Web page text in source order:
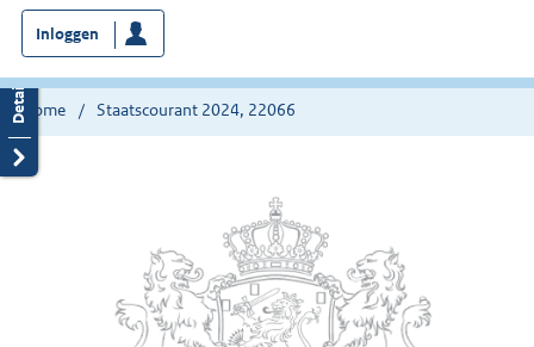
bent
nu
hier:
Inloggen
Home Staatscourant 2024, 22066